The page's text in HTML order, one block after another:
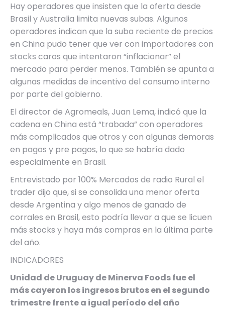
Hay operadores que insisten que la oferta desde
Brasil y Australia limita nuevas subas. Algunos
operadores indican que la suba reciente de precios
en China pudo tener que ver con importadores con
stocks caros que intentaron “inflacionar” el
mercado para perder menos. También se apunta a
algunas medidas de incentivo del consumo interno
por parte del gobierno.
El director de Agromeals, Juan Lema, indicó que la
cadena en China está “trabada” con operadores
más complicados que otros y con algunas demoras
en pagos y pre pagos, lo que se habría dado
especialmente en Brasil.
Entrevistado por 100% Mercados de radio Rural el
trader dijo que, si se consolida una menor oferta
desde Argentina y algo menos de ganado de
corrales en Brasil, esto podría llevar a que se licuen
más stocks y haya más compras en la última parte
del año.
INDICADORES
Unidad de Uruguay de Minerva Foods fue el
más cayeron los ingresos brutos en el segundo
trimestre frente a igual período del año